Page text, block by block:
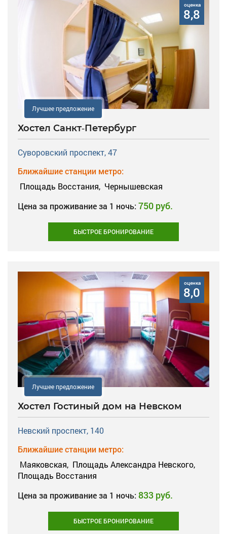
оценка
8,8
Лучшее предложение
Хостел Санкт-Петербург
Суворовский проспект, 47
Ближайшие станции метро:
Площадь Восстания, Чернышевская
Цена за проживание за 1 ночь: 750 руб.
БЫСТРОЕ БРОНИРОВАНИЕ
оценка
8,0
Лучшее предложение
Хостел Гостиный дом на Невском
Невский проспект, 140
Ближайшие станции метро:
Маяковская, Площадь Александра Невского,
Площадь Восстания
Цена за проживание за 1 ночь: 833 руб.
БЫСТРОЕ БРОНИРОВАНИЕ